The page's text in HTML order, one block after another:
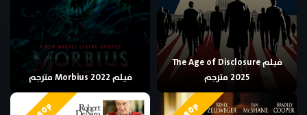
فيلم The Age of Disclosure
2025 مترجم
فيلم Morbius 2022 مترجم